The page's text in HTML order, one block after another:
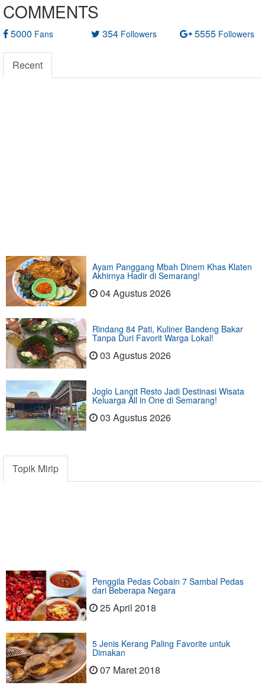
COMMENTS
5000 Fans 354 Followers 5555 Followers
Recent
Ayam Panggang Mbah Dinem Khas Klaten
Akhirnya Hadir di Semarang!
04 Agustus 2026
Rindang 84 Pati, Kuliner Bandeng Bakar
Tanpa Duri Favorit Warga Lokal!
03 Agustus 2026
Joglo Langit Resto Jadi Destinasi Wisata
Keluarga All in One di Semarang!
03 Agustus 2026
Topik Mirip
Penggila Pedas Cobain 7 Sambal Pedas
dari Beberapa Negara
25 April 2018
5 Jenis Kerang Paling Favorite untuk
Dimakan
07 Maret 2018